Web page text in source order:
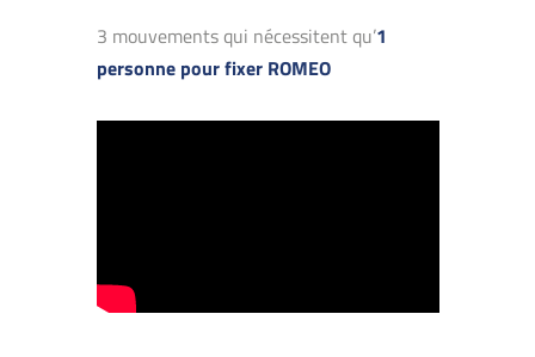
3 mouvements qui nécessitent qu’1
personne pour fixer ROMEO